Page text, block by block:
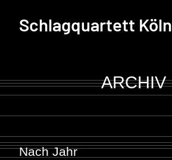
Schlagquartett Köln
ARCHIV
Nach Jahr